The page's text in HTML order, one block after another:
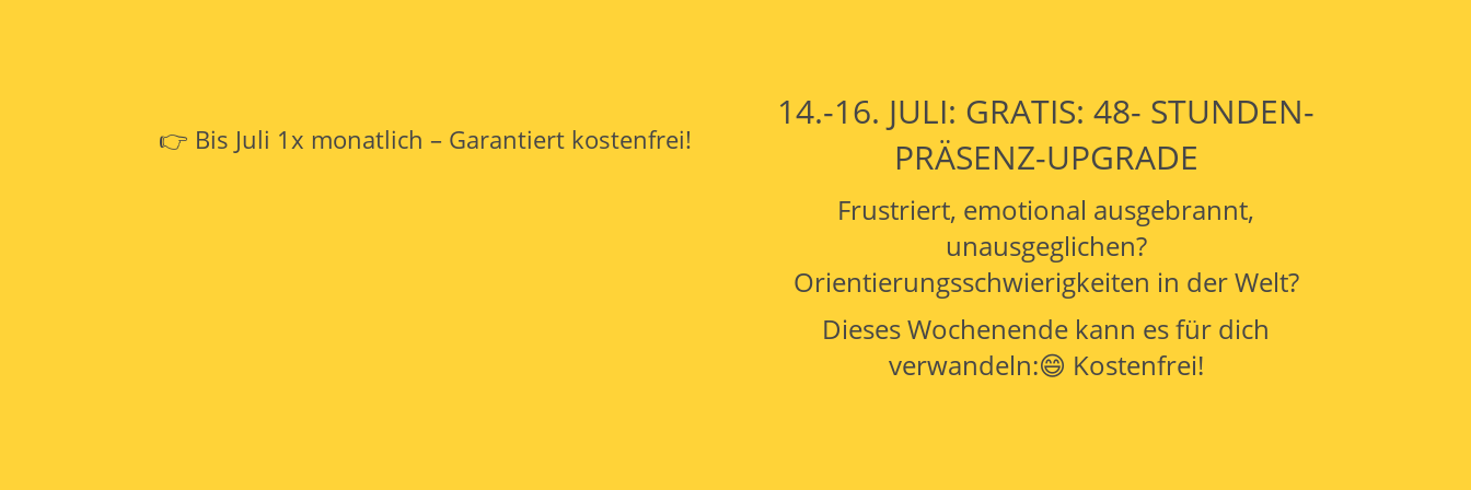
👉 Bis Juli 1x monatlich – Garantiert kostenfrei!
14.-16. JULI: GRATIS: 48- STUNDEN-
PRÄSENZ-UPGRADE
Frustriert, emotional ausgebrannt,
unausgeglichen?
Orientierungsschwierigkeiten in der Welt?
Dieses Wochenende kann es für dich
verwandeln:😄 Kostenfrei!